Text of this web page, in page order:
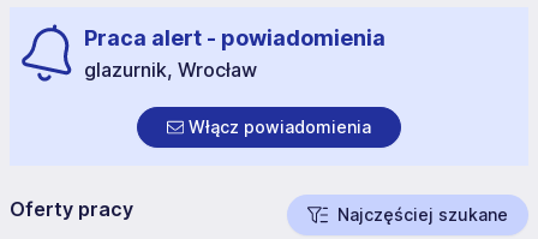
Praca alert - powiadomienia
glazurnik, Wrocław
Włącz powiadomienia
Oferty pracy
Najczęściej szukane